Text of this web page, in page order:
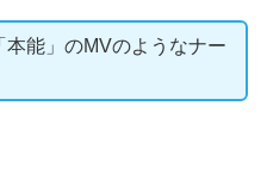
本能」のMVのようなナー